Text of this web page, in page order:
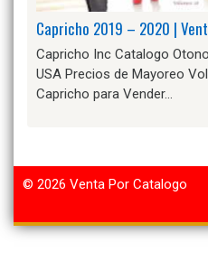
Capricho 2019 – 2020 |
Capricho Inc Catalogo
USA Precios de Mayoreo
Capricho para Vender…
© 2026 Venta Por Catalogo